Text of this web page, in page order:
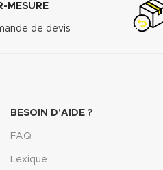
MESURE
de devis
BESOIN D'AIDE ?
FAQ
Lexique